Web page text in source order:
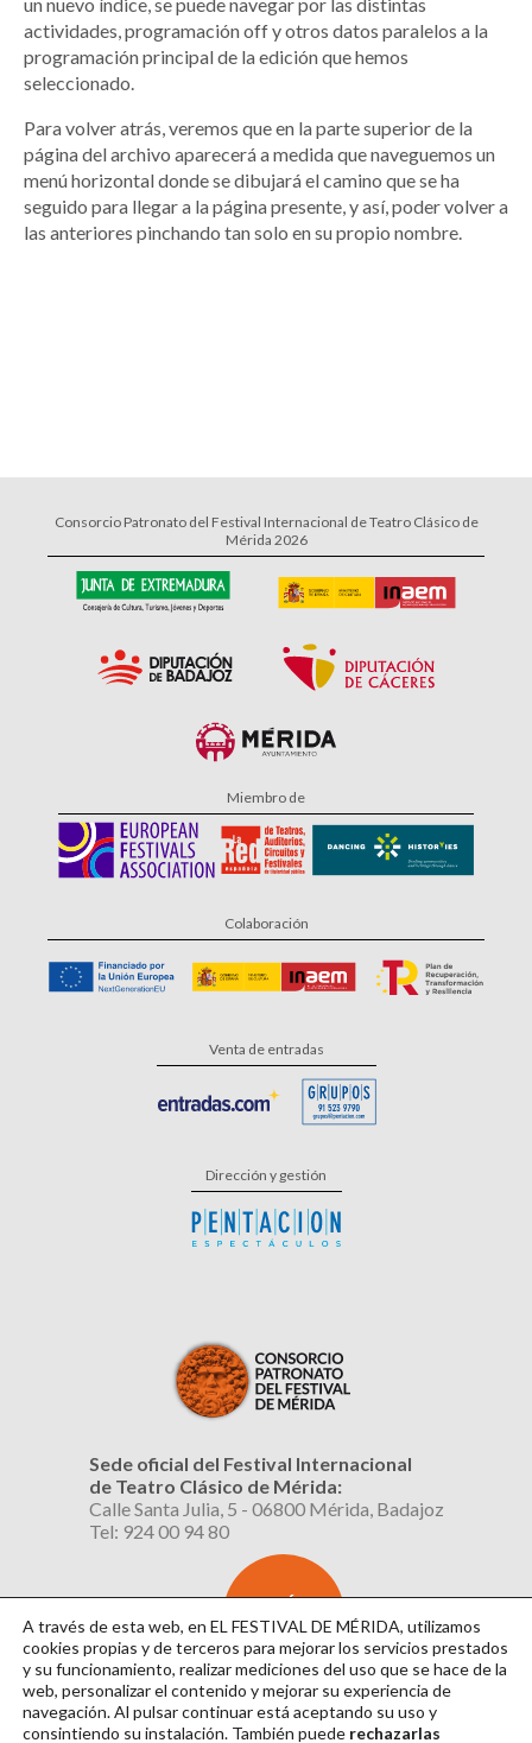
actividades, programación off y otros datos paralelos a la
programación principal de la edición que hemos
seleccionado.
Para volver atrás, veremos que en la parte superior de la
página del archivo aparecerá a medida que naveguemos un
menú horizontal donde se dibujará el camino que se ha
seguido para llegar a la página presente, y así, poder volver a
las anteriores pinchando tan solo en su propio nombre.
Consorcio Patronato del Festival Internacional de Teatro Clásico de
Mérida 2026
Miembro de
Colaboración
Venta de entradas
Dirección y gestión
Sede oficial del Festival Internacional
de Teatro Clásico de Mérida:
Calle Santa Julia, 5 - 06800 Mérida, Badajoz
Tel: 924 00 94 80
SUSCRÍBETE
AL BOLETÍN
A través de esta web, en EL FESTIVAL DE MÉRIDA, utilizamos
cookies propias y de terceros para mejorar los servicios prestados
y su funcionamiento, realizar mediciones del uso que se hace de la
web, personalizar el contenido y mejorar su experiencia de
navegación. Al pulsar continuarestá aceptando su uso y
consintiendo su instalación. También puede rechazarlas